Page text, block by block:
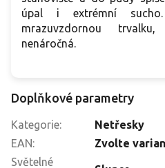
úpal i extrémní
mrazuvzdornou
nenáročná.
Doplňkové parametry
Kategorie:
Netřesky
EAN:
Zvolte
Světelné